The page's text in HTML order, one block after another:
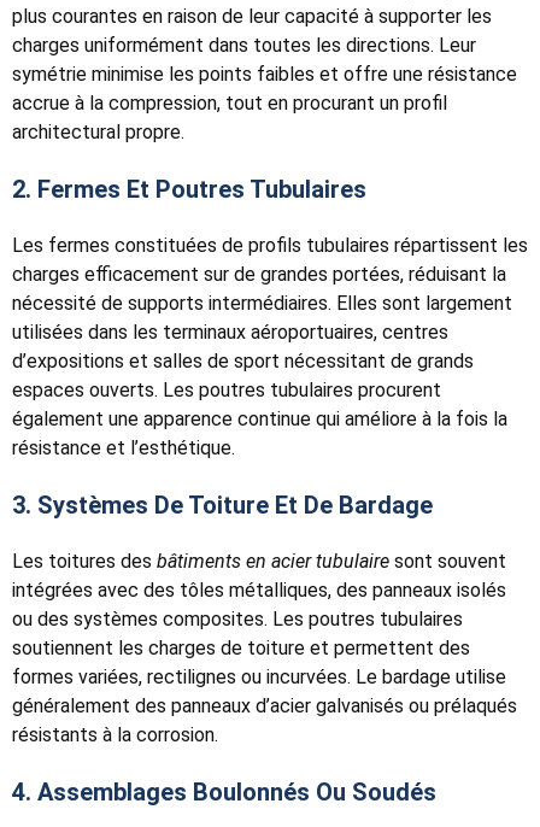
plus courantes en raison de leur capacité à supporter les
charges uniformément dans toutes les directions. Leur
symétrie minimise les points faibles et offre une résistance
accrue à la compression, tout en procurant un profil
architectural propre.
2. Fermes Et Poutres Tubulaires
Les fermes constituées de profils tubulaires répartissent les
charges efficacement sur de grandes portées, réduisant la
nécessité de supports intermédiaires. Elles sont largement
utilisées dans les terminaux aéroportuaires, centres
d’expositions et salles de sport nécessitant de grands
espaces ouverts. Les poutres tubulaires procurent
également une apparence continue qui améliore à la fois la
résistance et l’esthétique.
3. Systèmes De Toiture Et De Bardage
Les toitures des bâtiments en acier tubulaire sont souvent
intégrées avec des tôles métalliques, des panneaux isolés
ou des systèmes composites. Les poutres tubulaires
soutiennent les charges de toiture et permettent des
formes variées, rectilignes ou incurvées. Le bardage utilise
généralement des panneaux d’acier galvanisés ou prélaqués
résistants à la corrosion.
4. Assemblages Boulonnés Ou Soudés